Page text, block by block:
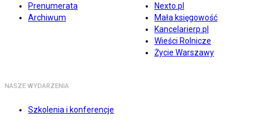
Prenumerata
Archiwum
Nexto.pl
Mała księgowość
Kancelarierp.pl
Wieści Rolnicze
Życie Warszawy
NASZE WYDARZENIA
Szkolenia i konferencje